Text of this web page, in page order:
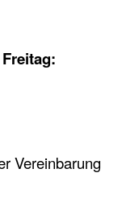
Vereinbarung